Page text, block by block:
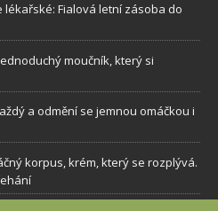
Fialová letní zásoba do
moučník, který si
a odmění se jemnou omáčkou i
korpus, krém, který se rozplývá.